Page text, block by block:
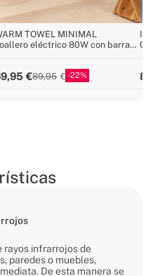
TOWEL MINIMAL
eléctrico 80W con barras
89,95 22
rayos infrarrojos de
paredes o muebles,
De esta manera se